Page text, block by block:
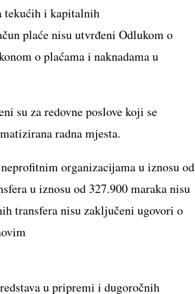
tekućih i kapitalnih
plaće nisu utvrđeni Odlukom o
o plaćama i naknadama u
su za redovne poslove koji se
radna mjesta.
organizacijama u iznosu od
u iznosu od 327.900 maraka nisu
transfera nisu zaključeni ugovori o
u pripremi i dugoročnih